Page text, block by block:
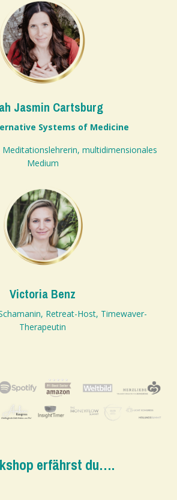
Jasmin Cartsburg
Systems of Medicine
multidimensionales
Medium
Victoria Benz
Retreat-Host, Timewaver-
Therapeutin
erfährst du….